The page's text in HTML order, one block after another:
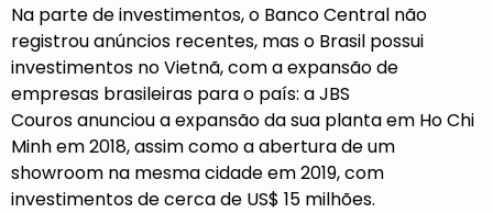
Na parte de investimentos, o Banco Central não
registrou anúncios recentes, mas o Brasil possui
investimentos no Vietnã, com a expansão de
empresas brasileiras para o país: aJBS
Courosanunciou a expansão da sua planta em Ho Chi
Minh em 2018, assim como a abertura de um
showroom na mesma cidade em 2019, com
investimentos de cerca de US$ 15 milhões.